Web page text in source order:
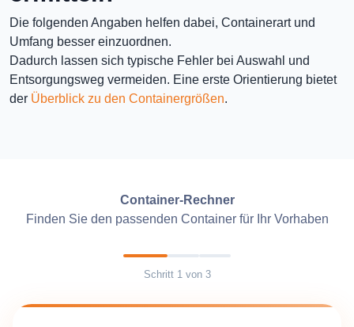
Die folgenden Angaben helfen dabei, Containerart und
Umfang besser einzuordnen.
Dadurch lassen sich typische Fehler bei Auswahl und
Entsorgungsweg vermeiden. Eine erste Orientierung bietet
der Überblick zu den Containergrößen.
Container-Rechner
Finden Sie den passenden Container für Ihr Vorhaben
Schritt 1von 3